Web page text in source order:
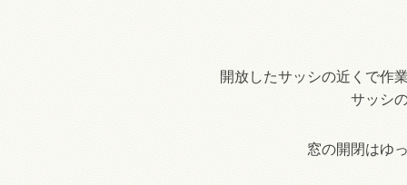
開放したサッシの近くで作
サッシ
窓の開閉はゆ